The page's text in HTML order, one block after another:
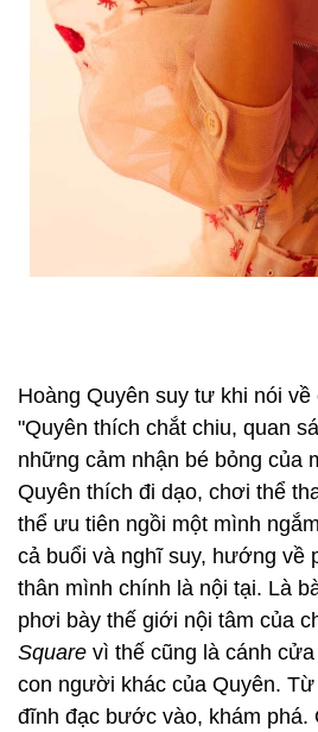
Hoàng Quyên suy tư khi nói
"Quyên thích chắt chiu, quan
những cảm nhận bé bỏng của
Quyên thích đi dạo, chơi thể
thể ưu tiên ngồi một mình
cả buổi và nghĩ suy, hướng về
thân mình chính là nội tại. Là
phơi bày thế giới nội tâm của
Square vì thế cũng là cánh
con người khác của Quyên.
đĩnh đạc bước vào, khám phá.